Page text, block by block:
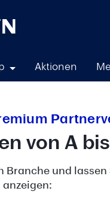
Aktionen
von A
Branche und